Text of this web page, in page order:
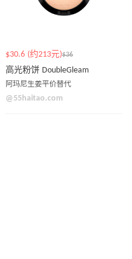
$30.6 (约213元)$36
高光粉饼 DoubleGleam
阿玛尼生姜平价替代
@55haitao.com